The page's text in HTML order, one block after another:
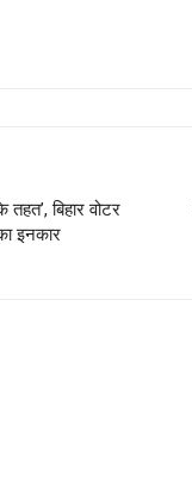
बिहार वोटर
इनकार